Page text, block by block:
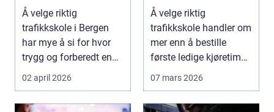
til førerkortet
Å velge riktig
trafikkskole i Bergen
har mye å si for hvor
trygg og forberedt en
elev føler seg når ...
02 april 2026
opplæring
Å velge riktig
trafikkskole handler om
mer enn å bestille
første ledige kjøretime.
For mange er føre...
07 mars 2026